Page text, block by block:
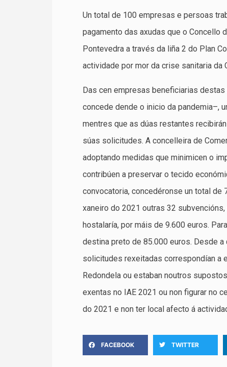
Un total de 100 empresas e persoas
pagamento das axudas que o Concello
Pontevedra a través da liña 2 do Plan
actividade por mor da crise sanitaria da
Das cen empresas beneficiarias
concede dende o inicio da pandemia–,
mentres que as dúas restantes
súas solicitudes. A concelleira de
adoptando medidas que minimicen o
contribúen a preservar o tecido
convocatoria, concedéronse un total de
xaneiro do 2021 outras 32
hostalaría, por máis de 9.600 euros.
destina preto de 85.000 euros. Desde
solicitudes rexeitadas correspondían a
Redondela ou estaban noutros
exentas no IAE 2021 ou non figurar no
do 2021 e non ter local afecto á
FACEBOOK TWITTER